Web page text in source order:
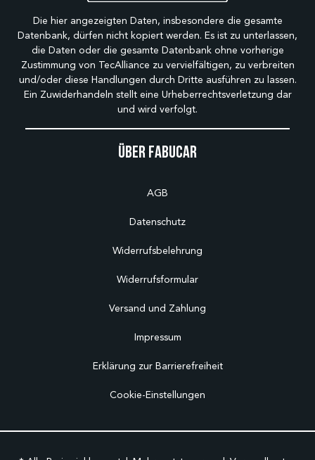
Über Fabucar
AGB
Datenschutz
Widerrufsbelehrung
Widerrufsformular
Versand und Zahlung
Impressum
Erklärung zur Barrierefreiheit
Cookie-Einstellungen
Die hier angezeigten Daten, insbesondere die gesamte
Datenbank, dürfen nicht kopiert werden. Es ist zu unterlassen,
die Daten oder die gesamte Datenbank ohne vorherige
Zustimmung von TecAlliance zu vervielfältigen, zu verbreiten
und/oder diese Handlungen durch Dritte ausführen zu lassen.
Ein Zuwiderhandeln stellt eine Urheberrechtsverletzung dar
und wird verfolgt.